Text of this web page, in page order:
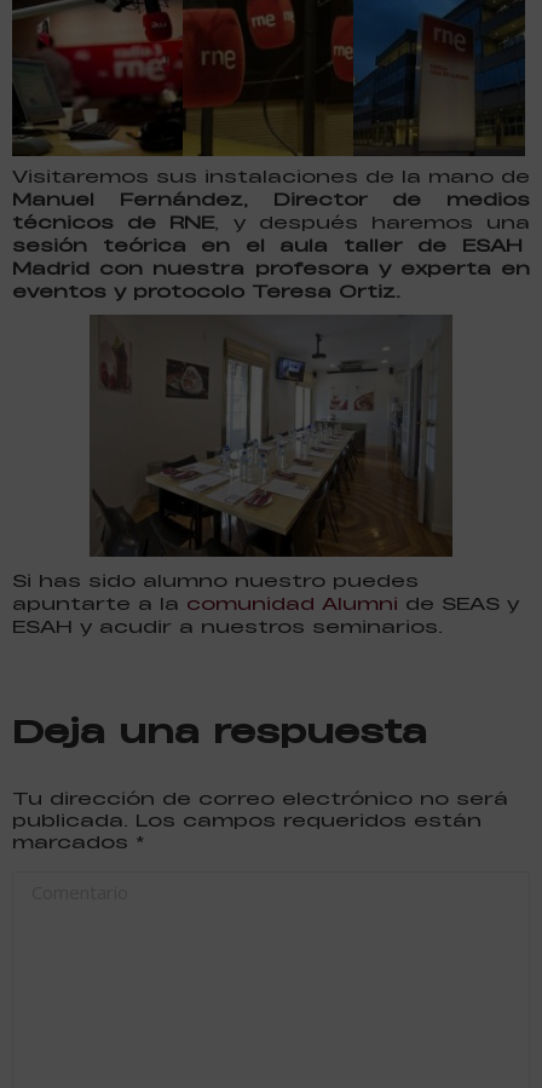
Visitaremos sus instalaciones de la mano de
Manuel Fernández, Director de medios
técnicos de RNE, y después haremos una
sesión teórica en el aula taller de ESAH
Madrid con nuestra profesora y experta en
eventos y protocolo Teresa Ortiz.
Si has sido alumno nuestro puedes
apuntarte a la comunidad Alumni de SEAS y
ESAH y acudir a nuestros seminarios.
Deja una respuesta
Tu dirección de correo electrónico no será
publicada. Los campos requeridos están
marcados *